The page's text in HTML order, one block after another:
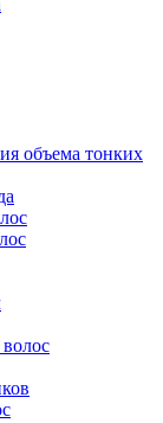
объема тонких